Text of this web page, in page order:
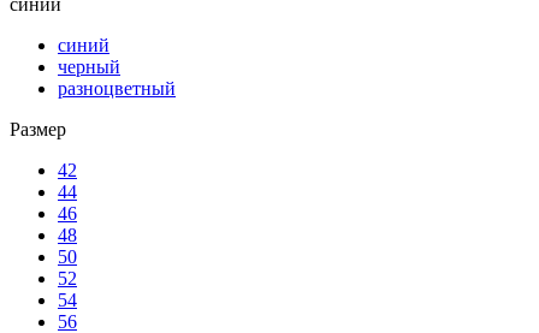
синий
черный
разноцветный
Размер
42
44
46
48
50
52
54
56